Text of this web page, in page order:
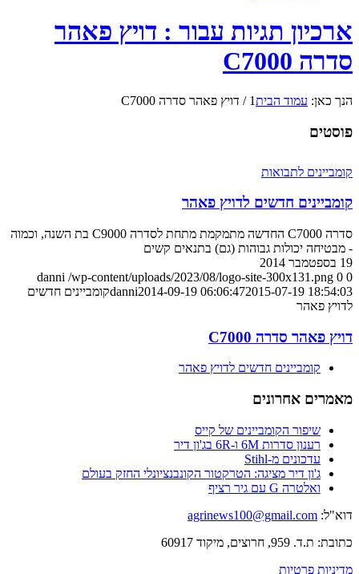
ארכיון תגיות עבור : דויץ פאהר
סדרה C7000
הנך כאן: עמוד הבית1
/ דויץ פאהר סדרה C7000
פוסטים
קומביינים לתבואות
קומביינים חדשים לדויץ פאהר
סדרה C7000 החדשה מתמקמת מתחת לסדרה C9000 בת השנה, וכמוה
- מבטיחה יכולות גבוהות (גם) בתנאים קשים
19 בספטמבר 2014
0
0
danni /wp-content/uploads/2023/08/logo-site-300x131.png
danni2014-09-19 06:06:472015-07-19 18:54:03
קומביינים חדשים
לדויץ פאהר
דויץ פאהר סדרה C7000
קומביינים חדשים לדויץ פאהר
מאמרים אחרונים
שיפור הקומביינים של קייס
רענון סדרות 6M ו-6R בג'ון דיר
עדכונים מ-Stihl
ג'ון דיר מציגה: הטרקטור הקונבנציונלי החזק בעולם
ואלטרה G עם גיר רציף
דוא"ל: agrinews100@gmail.com
כתובת: ת.ד. 959, חרוצים, מיקוד 60917
מדיניות פרטיות